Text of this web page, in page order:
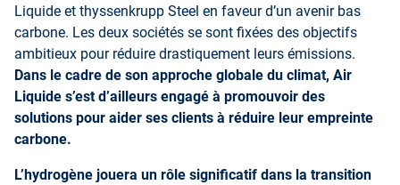
Liquide et thyssenkrupp Steel en faveur d’un avenir bas
carbone. Les deux sociétés se sont fixées des objectifs
ambitieux pour réduire drastiquement leurs émissions.
Dans le cadre de son approche globale du climat, Air
Liquide s’est d’ailleurs engagé à promouvoir des
solutions pour aider ses clients à réduire leur empreinte
carbone.
L’hydrogène jouera un rôle significatif dans la transition